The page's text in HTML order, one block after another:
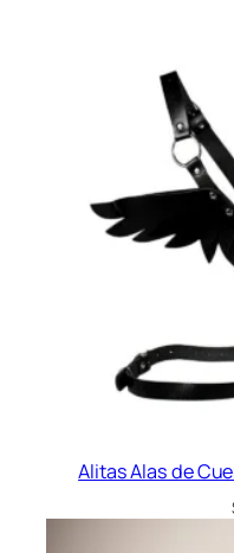
Alitas Alas de